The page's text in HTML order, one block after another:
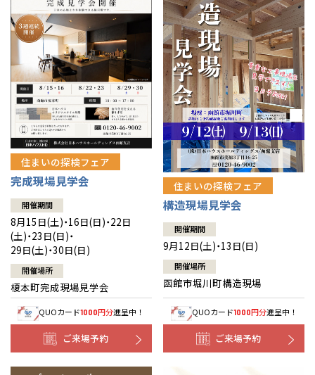
木材調達指針
グループ会社紹介
CMギャラリー
採用情報
住まいの探検フェア
完成現場見学会
開催期間
8月15日(土)・16日(日)・22日
(土)・23日(日)・
29日(土)・30日(日)
開催場所
榎本町完成現場見学会
QUOカード1000円分進呈中！
ご来場予約
住まいの探検フェア
構造現場見学会
開催期間
9月12日(土)・13日(日)
開催場所
函館市堀川町構造現場
QUOカード1000円分進呈中！
ご来場予約